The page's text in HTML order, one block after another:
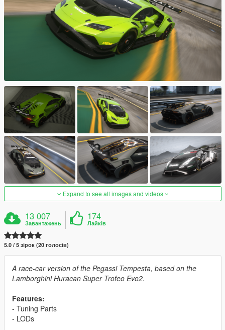
Expand to see all images and videos
13 007
Завантажень
174
Лайків
5.0 / 5 зірок (20 голосів)
A race-car version of the Pegassi Tempesta, based on the
Lamborghini Huracan Super Trofeo Evo2.
Features:
- Tuning Parts
- LODs